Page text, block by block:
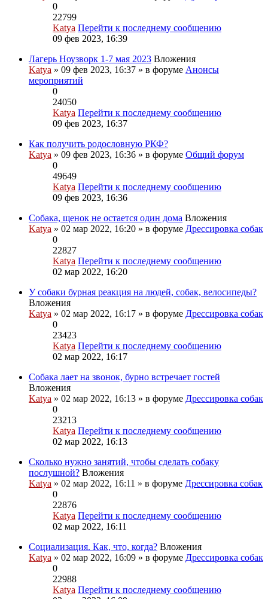
0
22799
Katya Перейти к последнему сообщению
09 фев 2023, 16:39
Лагерь Ноузворк 1-7 мая 2023 Вложения
Katya » 09 фев 2023, 16:37 » в форуме Анонсы
мероприятий
0
24050
Katya Перейти к последнему сообщению
09 фев 2023, 16:37
Как получить родословную РКФ?
Katya » 09 фев 2023, 16:36 » в форуме Общий форум
0
49649
Katya Перейти к последнему сообщению
09 фев 2023, 16:36
Собака, щенок не остается один дома Вложения
Katya » 02 мар 2022, 16:20 » в форуме Дрессировка собак
0
22827
Katya Перейти к последнему сообщению
02 мар 2022, 16:20
У собаки бурная реакция на людей, собак, велосипеды?
Вложения
Katya » 02 мар 2022, 16:17 » в форуме Дрессировка собак
0
23423
Katya Перейти к последнему сообщению
02 мар 2022, 16:17
Собака лает на звонок, бурно встречает гостей
Вложения
Katya » 02 мар 2022, 16:13 » в форуме Дрессировка собак
0
23213
Katya Перейти к последнему сообщению
02 мар 2022, 16:13
Сколько нужно занятий, чтобы сделать собаку
послушной? Вложения
Katya » 02 мар 2022, 16:11 » в форуме Дрессировка собак
0
22876
Katya Перейти к последнему сообщению
02 мар 2022, 16:11
Социализация. Как, что, когда? Вложения
Katya » 02 мар 2022, 16:09 » в форуме Дрессировка собак
0
22988
Katya Перейти к последнему сообщению